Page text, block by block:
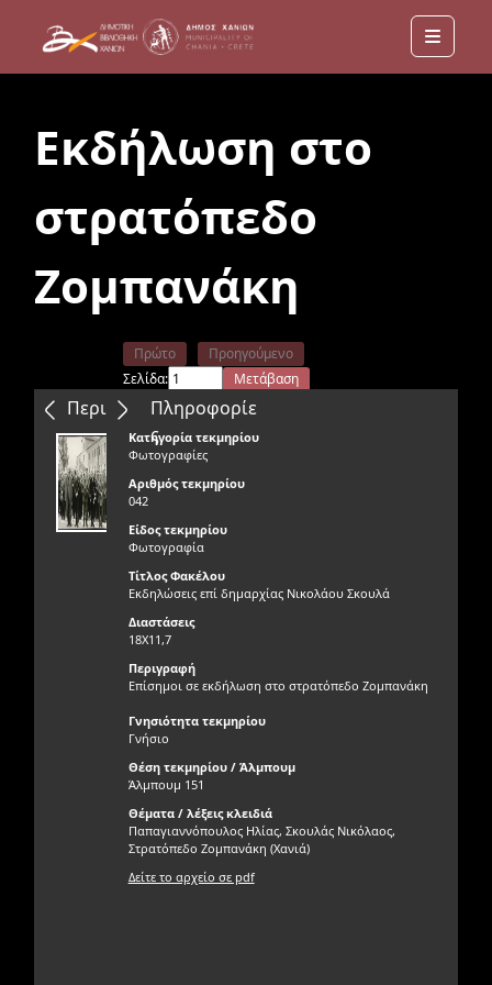
Menu
Εκδήλωση στο
στρατόπεδο
Ζομπανάκη
Περιεχόμενα
Πρώτο
Προηγούμενο
Σελίδα:
Μετάβαση
Επόμενο
Τελευταίο
Πληροφορίε
ς
Κατηγορία τεκμηρίου
Φωτογραφίες
Αριθμός τεκμηρίου
042
Είδος τεκμηρίου
Φωτογραφία
Τίτλος Φακέλου
Εκδηλώσεις επί δημαρχίας Νικολάου Σκουλά
Διαστάσεις
18X11,7
Περιγραφή
Επίσημοι σε εκδήλωση στο στρατόπεδο Ζομπανάκη
Γνησιότητα τεκμηρίου
Γνήσιο
Θέση τεκμηρίου / Άλμπουμ
Άλμπουμ 151
Θέματα / λέξεις κλειδιά
Παπαγιαννόπουλος Ηλίας, Σκουλάς Νικόλαος,
Στρατόπεδο Ζομπανάκη (Χανιά)
Δείτε το αρχείο σε pdf